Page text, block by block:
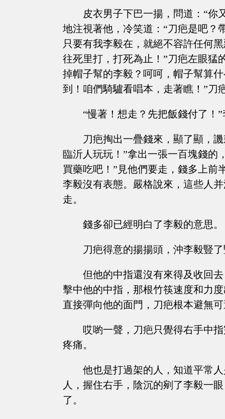
皮衣男子下巴一揚，問道：“你
地注視著他，冷笑道：“刀疤是吧？
只要有我李毅在，就絕不容許任何
往死里打，打死為止！”刀疤左眼猛
掉帽子幫的李毅？呵呵，帽子幫算
到！咱們騎驢看唱本，走著瞧！”刀
“慢著！想走？先把飯錢付了！
刀疤掏出一疊錢來，顯了顯，
臨沂人玩玩！”拿出一張一百塊錢的
買藥吃吧！”見他們要走，錢多上前
李毅沒有表態。嚴格說來，這些人
走。
錢多卻已經明白了李毅的意思。
刀疤得意的揚揚頭，沖李毅豎
但他的中指還沒有來得及收回
擊中他的中指，那根竹筷速度和力
直接彈向他的面門，刀疤根本避無
哎喲一聲，刀疤只覺得右手中
疼痛。
他也是打過架的人，知道平常
人，握住右手，陰沉的剜了李毅一
了。